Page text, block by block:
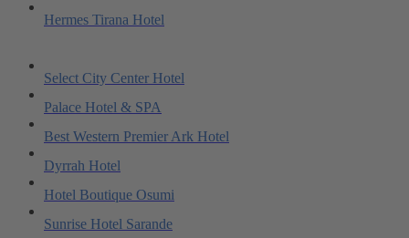
Hermes Tirana Hotel
Select City Center Hotel
Palace Hotel & SPA
Best Western Premier Ark Hotel
Dyrrah Hotel
Hotel Boutique Osumi
Sunrise Hotel Sarande